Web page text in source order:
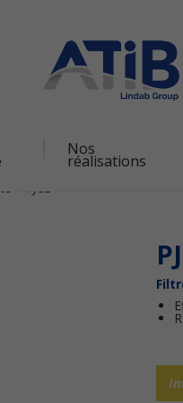
Nos
réalisations
PJGE